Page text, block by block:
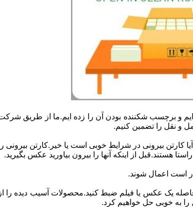
و برچسب شکننده بودن آن را زده ایم.ما از طریق
و نقل را تضمین کنیم.
کارتن بیرونی در شرایط خوبی است یا خیر.کارتن بیرونی را
هستند.قبل از اینکه آنها را بیرون بیاورید عکس بگیرید.
است اعمال شوند.
یک عکس یا فیلم ضبط کنید.محصولات آسیب دیده را از
را به خوبی حل خواهیم کرد.